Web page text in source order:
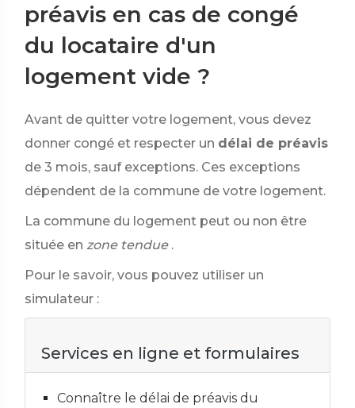
préavis en cas de congé
du locataire d'un
logement vide ?
Avant de quitter votre logement, vous devez
donner congé et respecter un délai de préavis
de 3 mois, sauf exceptions. Ces exceptions
dépendent de la commune de votre logement.
La commune du logement peut ou non être
située en zone tendue .
Pour le savoir, vous pouvez utiliser un
simulateur :
Services en ligne et formulaires
Connaître le délai de préavis du